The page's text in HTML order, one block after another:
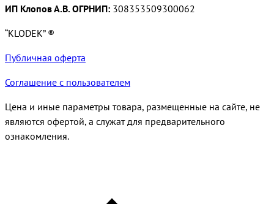
ИП Клопов А.В. ОГРНИП: 308353509300062
“KLODEK” ®
Публичная оферта
Соглашение с пользователем
Цена и иные параметры товара, размещенные на сайте, не
являются офертой, а служат для предварительного
ознакомления.